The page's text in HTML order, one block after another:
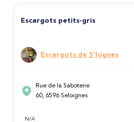
Escargots petits-gris
Escargots de S'lognes
Rue de la Saboterie
60, 6596 Seloignes
N/A